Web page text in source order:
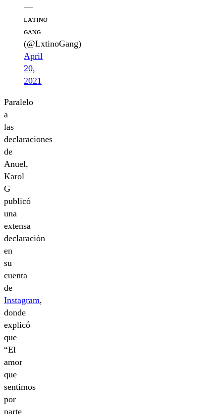
—
ʟᴀᴛɪɴᴏ
ɢᴀɴɢ
(@LxtinoGang)
April
20,
2021
Paralelo
a
las
declaraciones
de
Anuel,
Karol
G
publicó
una
extensa
declaración
en
su
cuenta
de
Instagram,
donde
explicó
que
“El
amor
que
sentimos
por
parte